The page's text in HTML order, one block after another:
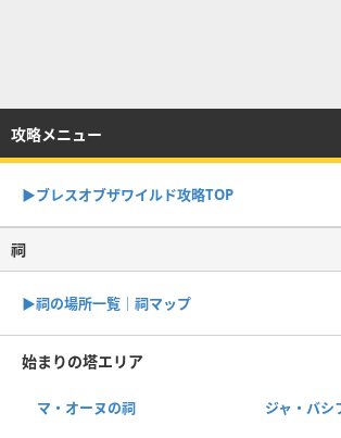
攻略メニュー
▶︎ブレスオブザワイルド攻略TOP
祠
▶︎祠の場所一覧｜祠マップ
始まりの塔エリア
マ・オーヌの祠 ジャ・バシ